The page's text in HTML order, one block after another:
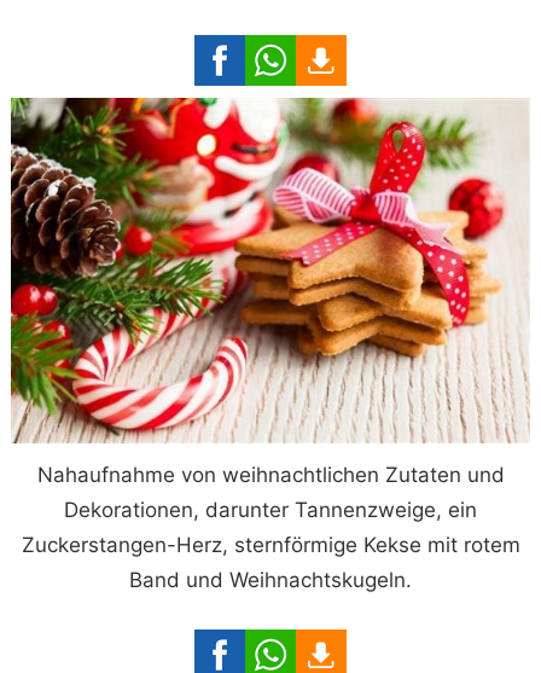
Nahaufnahme von weihnachtlichen Zutaten und
Dekorationen, darunter Tannenzweige, ein
Zuckerstangen-Herz, sternförmige Kekse mit rotem
Band und Weihnachtskugeln.